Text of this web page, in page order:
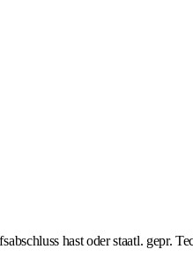
hast oder staatl. gepr.